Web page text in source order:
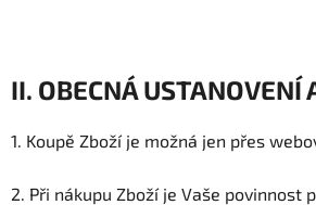
II. OBECNÁ USTANOVENÍ
1. Koupě Zboží je možná jen přes
2. Při nákupu Zboží je Vaše povinnost